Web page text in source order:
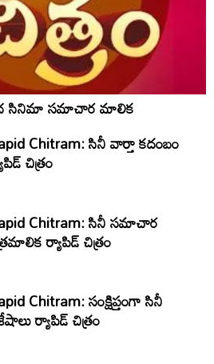
సినిమా సమాచార మాలిక
Chitram: సినీ వార్తా కదంబం
చిత్రం
Chitram: సినీ సమాచార
ర్యాపిడ్‌ చిత్రం
Chitram: సంక్షిప్తంగా సినీ
ర్యాపిడ్ చిత్రం